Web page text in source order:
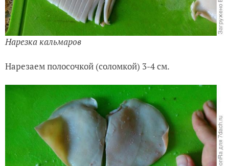
Нарезка кальмаров
Нарезаем полосочкой (соломкой) 3-4 см.